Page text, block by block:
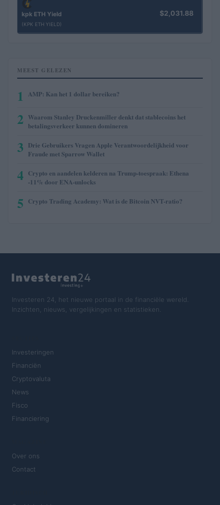
kpk ETH Yield
(KPK ETH YIELD)
$2,031.88
MEEST GELEZEN
1 AMP: Kan het 1 dollar bereiken?
2 Waarom Stanley Druckenmiller denkt dat stablecoins het
betalingsverkeer kunnen domineren
3 Drie Gebruikers Vragen Apple Verantwoordelijkheid voor
Fraude met Sparrow Wallet
4 Crypto en aandelen kelderen na Trump-toespraak: Ethena
-11% door ENA-unlocks
5 Crypto Trading Academy: Wat is de Bitcoin NVT-ratio?
Investeren 24, het nieuwe portaal in de financiële wereld.
Inzichten, nieuws, vergelijkingen en statistieken.
Investeringen
Financiën
Cryptovaluta
News
Fisco
Financiering
Over ons
Contact